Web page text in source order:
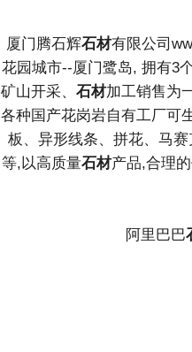
厦门腾石辉石材有限公司
花园城市--厦门鹭岛, 拥有3
矿山开采、 石材加工销售为
各种国产花岗岩自有工厂可
板、异形线条、拼花、马
等,以高质量石材产品,合理
阿里巴巴